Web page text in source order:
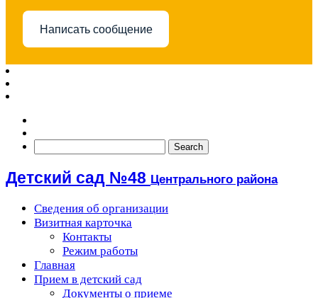
Написать сообщение
Детский сад №48 Центрального района
Сведения об организации
Визитная карточка
Контакты
Режим работы
Главная
Прием в детский сад
Документы о приеме